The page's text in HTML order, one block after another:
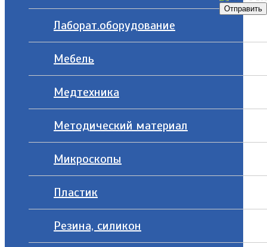
Лаборат.оборудование
Мебель
Медтехника
Методический материал
Микроскопы
Пластик
Резина, силикон